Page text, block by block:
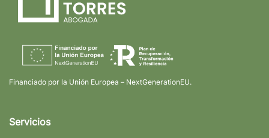
Financiado por la Unión Europea – NextGenerationEU.
Servicios